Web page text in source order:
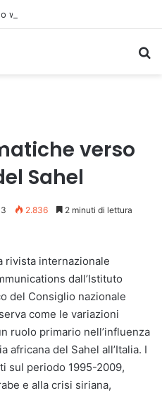
verso
Sahel
2.836 2 minuti di lettura
rivista internazionale
dall’Istituto
del Consiglio nazionale
come le variazioni
ruolo primario nell’influenza
africana del Sahel all’Italia. I
sul periodo 1995-2009,
e alla crisi siriana,